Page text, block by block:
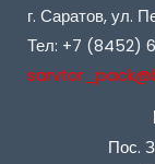
г. Саратов, ул.
Тел: +7 (8452)
Пос.